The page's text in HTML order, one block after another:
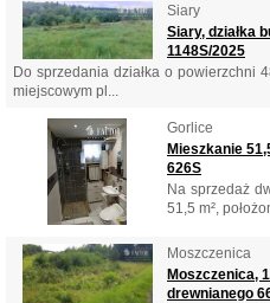
Siary
Siary, działka
1148S/2025
Do sprzedania działka o powierzchni
miejscowym pl...
Gorlice
Mieszkanie
626S
Na sprzedaż
51,5 m²,
Moszczenica
Moszczenica,
drewnianego